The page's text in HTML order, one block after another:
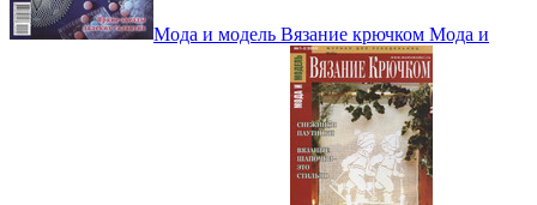
Мода и модель Вязание крючком Мода и